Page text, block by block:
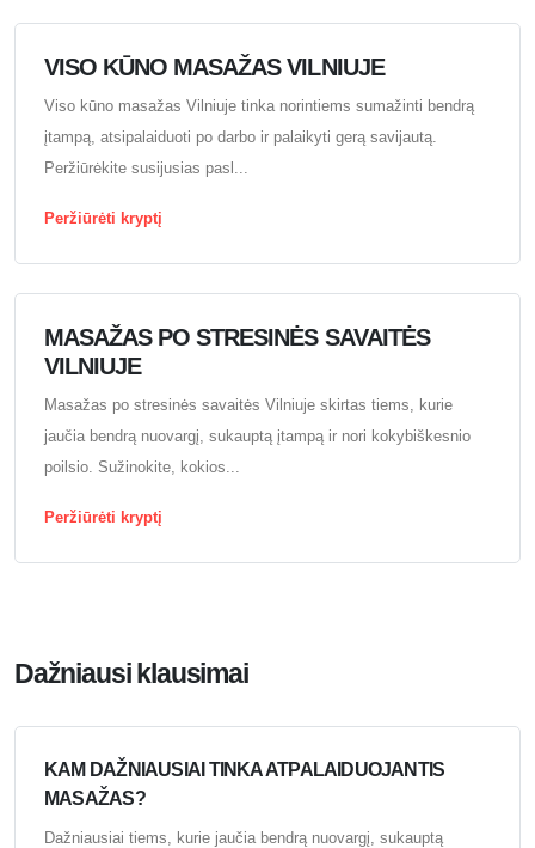
VISO KŪNO MASAŽAS VILNIUJE
Viso kūno masažas Vilniuje tinka norintiems sumažinti bendrą
įtampą, atsipalaiduoti po darbo ir palaikyti gerą savijautą.
Peržiūrėkite susijusias pasl...
Peržiūrėti kryptį
MASAŽAS PO STRESINĖS SAVAITĖS
VILNIUJE
Masažas po stresinės savaitės Vilniuje skirtas tiems, kurie
jaučia bendrą nuovargį, sukauptą įtampą ir nori kokybiškesnio
poilsio. Sužinokite, kokios...
Peržiūrėti kryptį
Dažniausi klausimai
KAM DAŽNIAUSIAI TINKA ATPALAIDUOJANTIS
MASAŽAS?
Dažniausiai tiems, kurie jaučia bendrą nuovargį, sukauptą